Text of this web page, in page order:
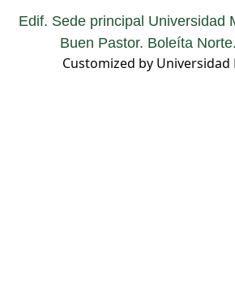
Edif. Sede principal Universidad
Buen Pastor. Boleíta
Customized by